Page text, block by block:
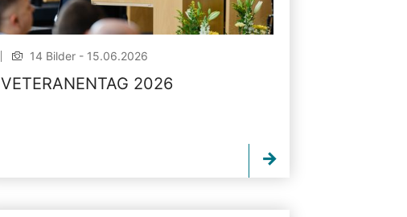
14 Bilder - 15.06.2026
VETERANENTAG 2026